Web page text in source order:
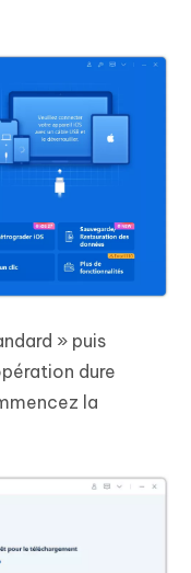
» puis
dure
la